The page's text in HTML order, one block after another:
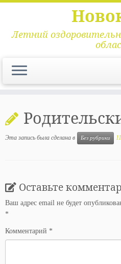
содержимому
Летний
Эта запись была сделана в Без рубрики
Оставьте
Ваш адрес email не будет
*
Комментарий *